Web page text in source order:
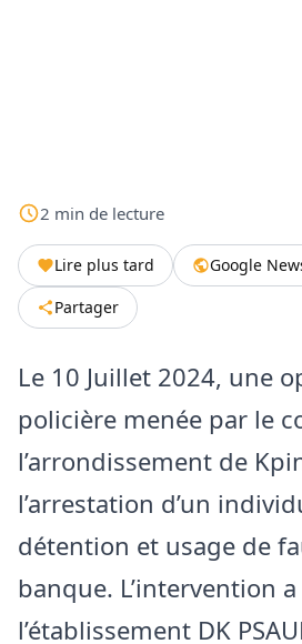
2 min de lecture
Lire plus tard Google
Partager
Le 10 Juillet 2024, une
policière menée par le
l’arrondissement de
l’arrestation d’un
détention et usage de
banque. L’intervention
l’établissement DK